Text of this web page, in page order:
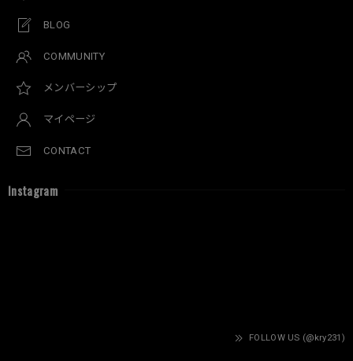
BLOG
COMMUNITY
メンバーシップ
マイページ
CONTACT
Instagram
FOLLOW US (@kry231)